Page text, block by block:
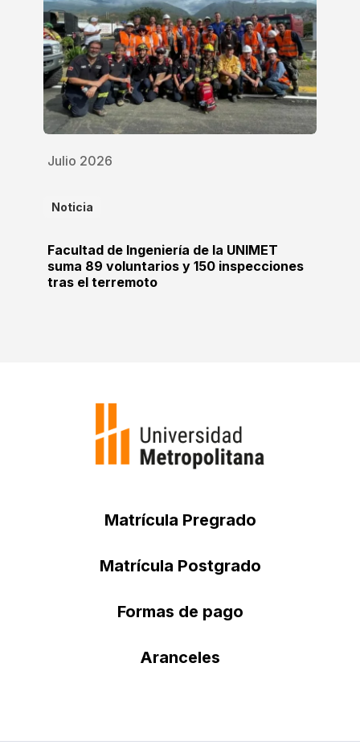
Julio 2026
Noticia
Facultad de Ingeniería de la UNIMET
suma 89 voluntarios y 150 inspecciones
tras el terremoto
Matrícula Pregrado
Matrícula Postgrado
Formas de pago
Aranceles